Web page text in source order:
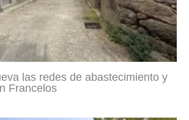
las redes de abastecimiento y
Francelos